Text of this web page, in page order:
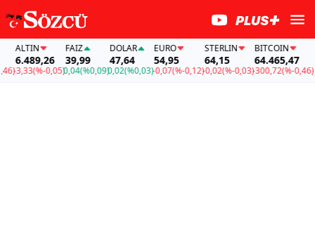
ALTIN
6.489,26
3,33(%-0,05)
FAİZ
39,99
0,04(%0,09)
DOLAR
47,64
0,02(%0,03)
EURO
54,95
-0,07(%-0,12)
STERLIN
64,15
-0,02(%-0,03)
BITCOIN
64.465,47
-300,72(%-0,46)-